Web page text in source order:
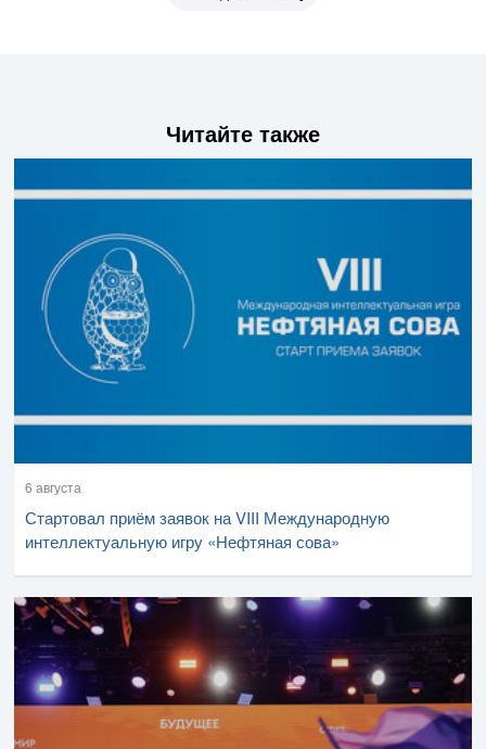
Читайте также
6 августа
Стартовал приём заявок на VIII Международную
интеллектуальную игру «Нефтяная сова»